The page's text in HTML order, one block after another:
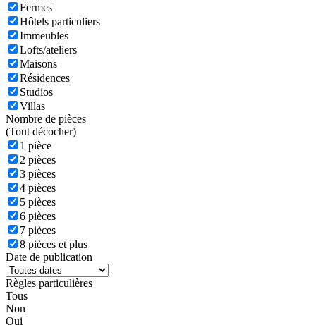
Fermes
Hôtels particuliers
Immeubles
Lofts/ateliers
Maisons
Résidences
Studios
Villas
Nombre de pièces
(Tout décocher)
1 pièce
2 pièces
3 pièces
4 pièces
5 pièces
6 pièces
7 pièces
8 pièces et plus
Date de publication
Règles particulières
Tous
Non
Oui